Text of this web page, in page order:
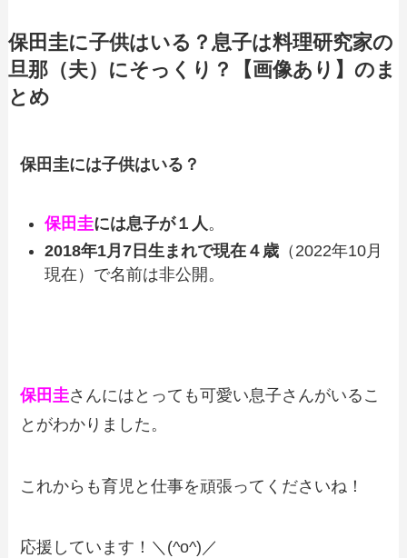
保田圭に子供はいる？息子は料理研究家の
旦那（夫）にそっくり？【画像あり】のま
とめ
保田圭には子供はいる？
保田圭には息子が１人 。
2018年1月7日生まれで現在４歳 （2022年10月
現在）で名前は非公開。
保田圭さんにはとっても可愛い息子さんがいるこ
とがわかりました。
これからも育児と仕事を頑張ってくださいね！
応援しています！＼(^o^)／